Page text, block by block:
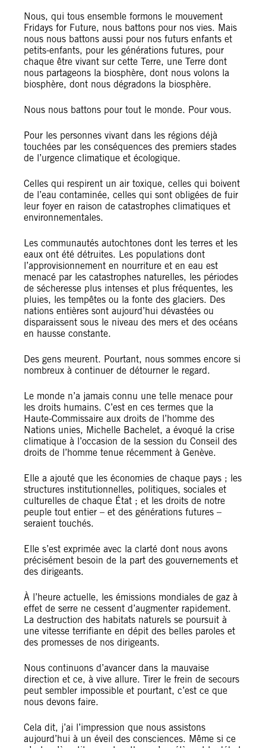
Nous, qui tous ensemble formons le mouvement
Fridays for Future, nous battons pour nos vies. Mais
nous nous battons aussi pour nos futurs enfants et
petits-enfants, pour les générations futures, pour
chaque être vivant sur cette Terre, une Terre dont
nous partageons la biosphère, dont nous volons la
biosphère, dont nous dégradons la biosphère.
Nous nous battons pour tout le monde. Pour vous.
Pour les personnes vivant dans les régions déjà
touchées par les conséquences des premiers stades
de l’urgence climatique et écologique.
Celles qui respirent un air toxique, celles qui boivent
de l’eau contaminée, celles qui sont obligées de fuir
leur foyer en raison de catastrophes climatiques et
environnementales.
Les communautés autochtones dont les terres et les
eaux ont été détruites. Les populations dont
l’approvisionnement en nourriture et en eau est
menacé par les catastrophes naturelles, les périodes
de sécheresse plus intenses et plus fréquentes, les
pluies, les tempêtes ou la fonte des glaciers. Des
nations entières sont aujourd’hui dévastées ou
disparaissent sous le niveau des mers et des océans
en hausse constante.
Des gens meurent. Pourtant, nous sommes encore si
nombreux à continuer de détourner le regard.
Le monde n’a jamais connu une telle menace pour
les droits humains. C’est en ces termes que la
Haute-Commissaire aux droits de l’homme des
Nations unies, Michelle Bachelet, a évoqué la crise
climatique à l’occasion de la session du Conseil des
droits de l’homme tenue récemment à Genève.
Elle a ajouté que les économies de chaque pays ; les
structures institutionnelles, politiques, sociales et
culturelles de chaque État ; et les droits de notre
peuple tout entier – et des générations futures –
seraient touchés.
Elle s’est exprimée avec la clarté dont nous avons
précisément besoin de la part des gouvernements et
des dirigeants.
À l’heure actuelle, les émissions mondiales de gaz à
effet de serre ne cessent d’augmenter rapidement.
La destruction des habitats naturels se poursuit à
une vitesse terrifiante en dépit des belles paroles et
des promesses de nos dirigeants.
Nous continuons d’avancer dans la mauvaise
direction et ce, à vive allure. Tirer le frein de secours
peut sembler impossible et pourtant, c’est ce que
nous devons faire.
Cela dit, j’ai l’impression que nous assistons
aujourd’hui à un éveil des consciences. Même si ce